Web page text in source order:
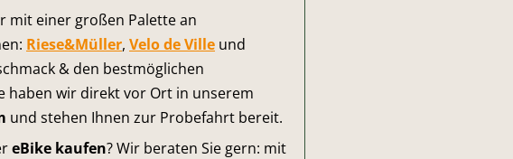
mit einer großen Palette an
Riese&Müller, Velo de Ville und
& den bestmöglichen
haben wir direkt vor Ort in unserem
und stehen Ihnen zur Probefahrt bereit.
eBike kaufen? Wir beraten Sie gern: mit